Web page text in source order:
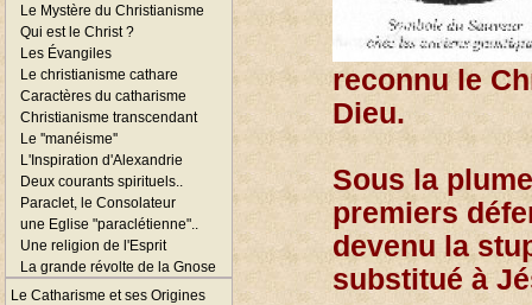
Le Mystère du Christianisme
Qui est le Christ ?
Les Évangiles
Le christianisme cathare
Caractères du catharisme
Christianisme transcendant
Le ''manéisme''
L'Inspiration d'Alexandrie
Deux courants spirituels..
Paraclet, le Consolateur
une Eglise "paraclétienne"..
Une religion de l'Esprit
La grande révolte de la Gnose
Le Catharisme et ses Origines
reconnu le
Dieu.
Sous la
premiers
devenu la
substitué à